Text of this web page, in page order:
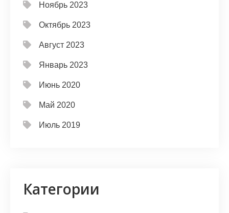
Ноябрь 2023
Октябрь 2023
Август 2023
Январь 2023
Июнь 2020
Май 2020
Июль 2019
Категории